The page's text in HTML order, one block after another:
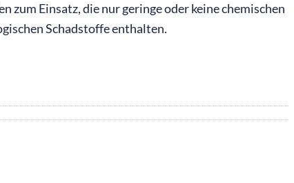
zum Einsatz, die nur geringe oder keine chemischen
Schadstoffe enthalten.